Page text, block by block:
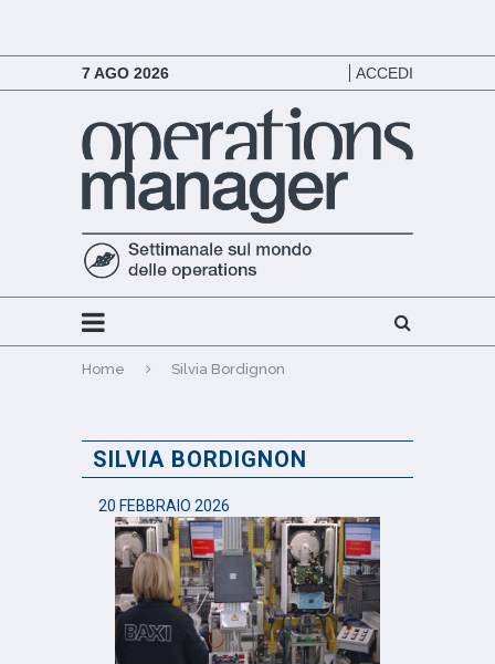
7 AGO 2026 ACCEDI
Home Silvia Bordignon
SILVIA BORDIGNON
20 FEBBRAIO 2026